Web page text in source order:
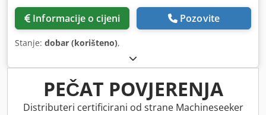
Informacije o cijeni Pozovite
Stanje: dobar (korišteno),
PEČAT POVJERENJA
Distributeri certificirani od strane Machineseeker